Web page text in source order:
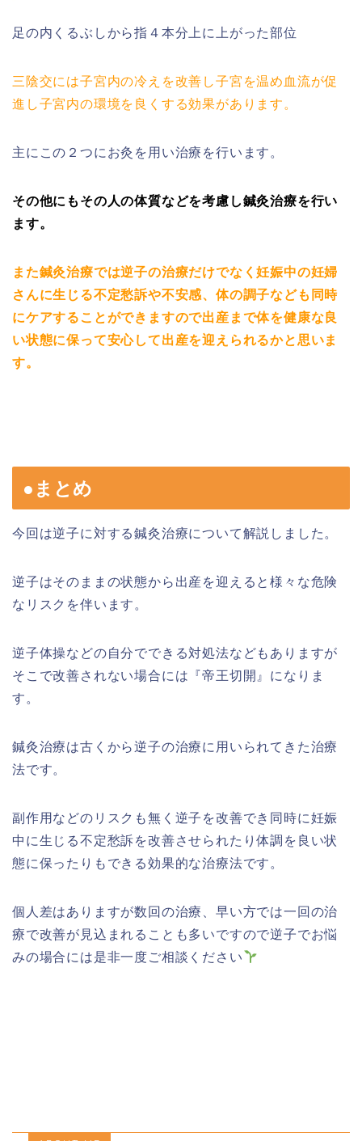
足の内くるぶしから指４本分上に上がった部位
三陰交には子宮内の冷えを改善し子宮を温め血流が促
進し子宮内の環境を良くする効果があります。
主にこの２つにお灸を用い治療を行います。
その他にもその人の体質などを考慮し鍼灸治療を行い
ます。
また鍼灸治療では逆子の治療だけでなく妊娠中の妊婦
さんに生じる不定愁訴や不安感、体の調子なども同時
にケアすることができますので出産まで体を健康な良
い状態に保って安心して出産を迎えられるかと思いま
す。
●まとめ
今回は逆子に対する鍼灸治療について解説しました。
逆子はそのままの状態から出産を迎えると様々な危険
なリスクを伴います。
逆子体操などの自分でできる対処法などもありますが
そこで改善されない場合には『帝王切開』になりま
す。
鍼灸治療は古くから逆子の治療に用いられてきた治療
法です。
副作用などのリスクも無く逆子を改善でき同時に妊娠
中に生じる不定愁訴を改善させられたり体調を良い状
態に保ったりもできる効果的な治療法です。
個人差はありますが数回の治療、早い方では一回の治
療で改善が見込まれることも多いですので逆子でお悩
みの場合には是非一度ご相談ください